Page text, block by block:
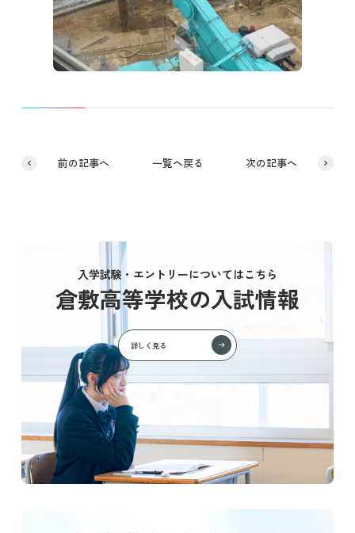
前の記事へ 次の記事へ
一覧へ戻る
入学試験・エントリーについてはこちら
倉敷高等学校の入試情報
詳しく見る